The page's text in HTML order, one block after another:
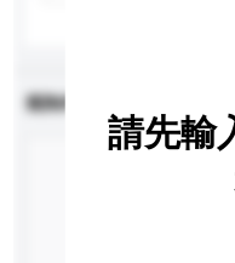
查詢內容
請先輸